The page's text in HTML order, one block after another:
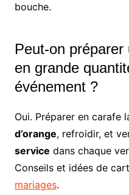
bouche.
Peut-on préparer
en grande
événement ?
Oui. Préparer en carafe
d’orange, refroidir, et
service dans chaque
Conseils et idées de
mariages.